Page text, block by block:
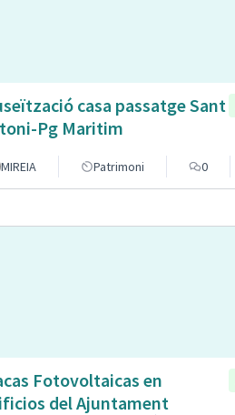
casa passatge Sant
Pg Maritim
MIREIA Patrimoni 0
Fotovoltaicas en
del Ajuntament